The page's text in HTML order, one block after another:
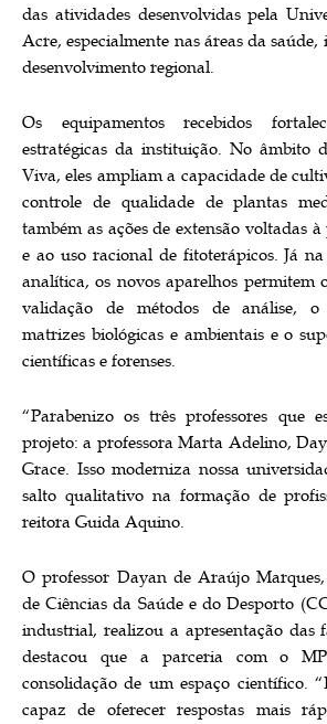
das atividades desenvolvidas pela
Acre, especialmente nas áreas da
desenvolvimento regional.
Os equipamentos recebidos
estratégicas da instituição. No âmbito
Viva, eles ampliam a capacidade de
controle de qualidade de plantas
também as ações de extensão voltadas
e ao uso racional de fitoterápicos. Já
analítica, os novos aparelhos permitem
validação de métodos de análise, o
matrizes biológicas e ambientais e o
científicas e forenses.
“Parabenizo os três professores que
projeto: a professora Marta Adelino,
Grace. Isso moderniza nossa
salto qualitativo na formação de
reitora Guida Aquino.
O professor Dayan de Araújo
de Ciências da Saúde e do Desporto
industrial, realizou a apresentação das
destacou que a parceria com o
consolidação de um espaço científico.
capaz de oferecer respostas mais